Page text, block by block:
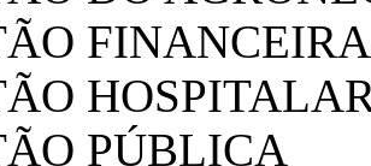
FINANCEIRA
PÚBLICA